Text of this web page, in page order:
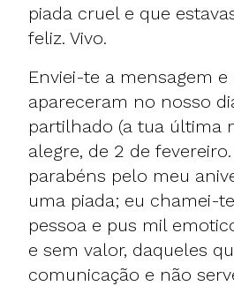
piada cruel e que
feliz. Vivo.
Enviei-te a mensagem
apareceram no nosso
partilhado (a tua última
alegre, de 2 de
parabéns pelo meu
uma piada; eu chamei-
pessoa e pus mil
e sem valor, daqueles
comunicação e não